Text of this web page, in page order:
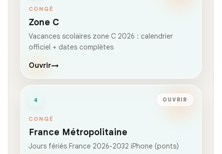
CONGÉ
Zone C
Vacances scolaires zone C 2026 : calendrier
officiel + dates complètes
Ouvrir→
4 OUVRIR
CONGÉ
France Métropolitaine
Jours fériés France 2026-2032 iPhone (ponts)